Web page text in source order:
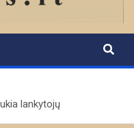
lankytojų